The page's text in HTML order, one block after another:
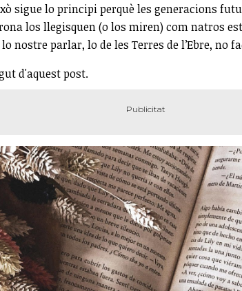
sigue lo principi perquè les generacions
los llegisquen (o los miren) com natros
nostre parlar, lo de les Terres de l’Ebre, no
d'aquest post.